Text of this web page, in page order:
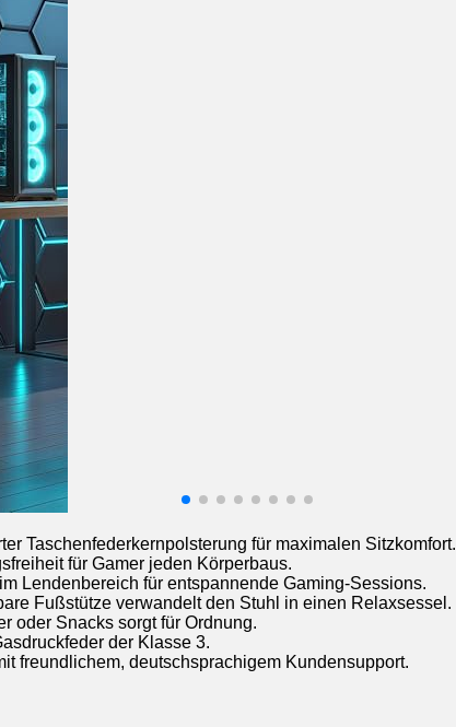
Taschenfederkernpolsterung für maximalen Sitzkomfort.
für Gamer jeden Körperbaus.
Lendenbereich für entspannende Gaming-Sessions.
Fußstütze verwandelt den Stuhl in einen Relaxsessel.
oder Snacks sorgt für Ordnung.
der Klasse 3.
freundlichem, deutschsprachigem Kundensupport.